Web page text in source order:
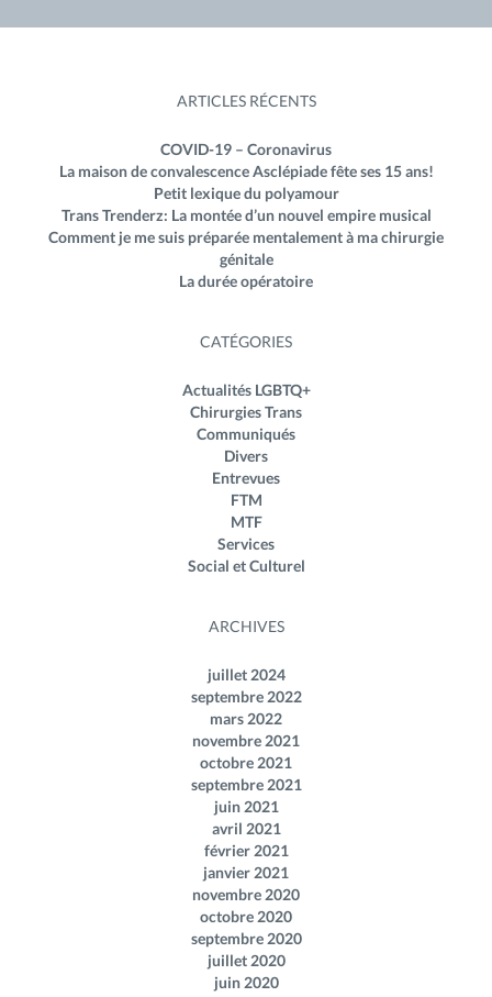
ARTICLES RÉCENTS
COVID-19 – Coronavirus
La maison de convalescence Asclépiade fête ses 15 ans!
Petit lexique du polyamour
Trans Trenderz: La montée d’un nouvel empire musical
Comment je me suis préparée mentalement à ma chirurgie
génitale
La durée opératoire
CATÉGORIES
Actualités LGBTQ+
Chirurgies Trans
Communiqués
Divers
Entrevues
FTM
MTF
Services
Social et Culturel
ARCHIVES
juillet 2024
septembre 2022
mars 2022
novembre 2021
octobre 2021
septembre 2021
juin 2021
avril 2021
février 2021
janvier 2021
novembre 2020
octobre 2020
septembre 2020
juillet 2020
juin 2020